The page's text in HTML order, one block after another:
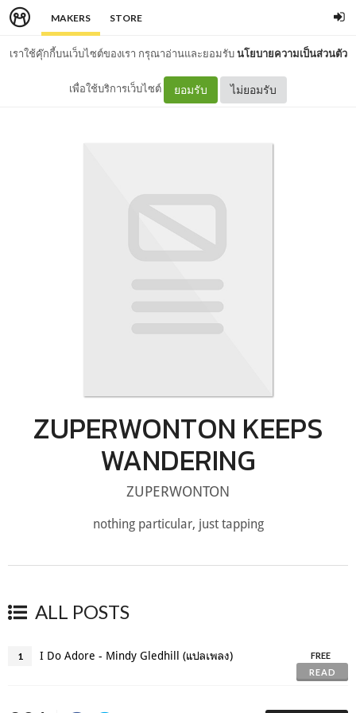
MAKERS STORE
เราใช้คุ๊กกี้บนเว็บไซต์ของเรา กรุณาอ่านและยอมรับนโยบายความเป็นส่วนตัว
เพื่อใช้บริการเว็บไซต์ ยอมรับ ไม่ยอมรับ
ZUPERWONTON KEEPS
WANDERING
ZUPERWONTON
nothing particular, just tapping
ALL POSTS
1 I Do Adore - Mindy Gledhill (แปลเพลง)
FREE
READ